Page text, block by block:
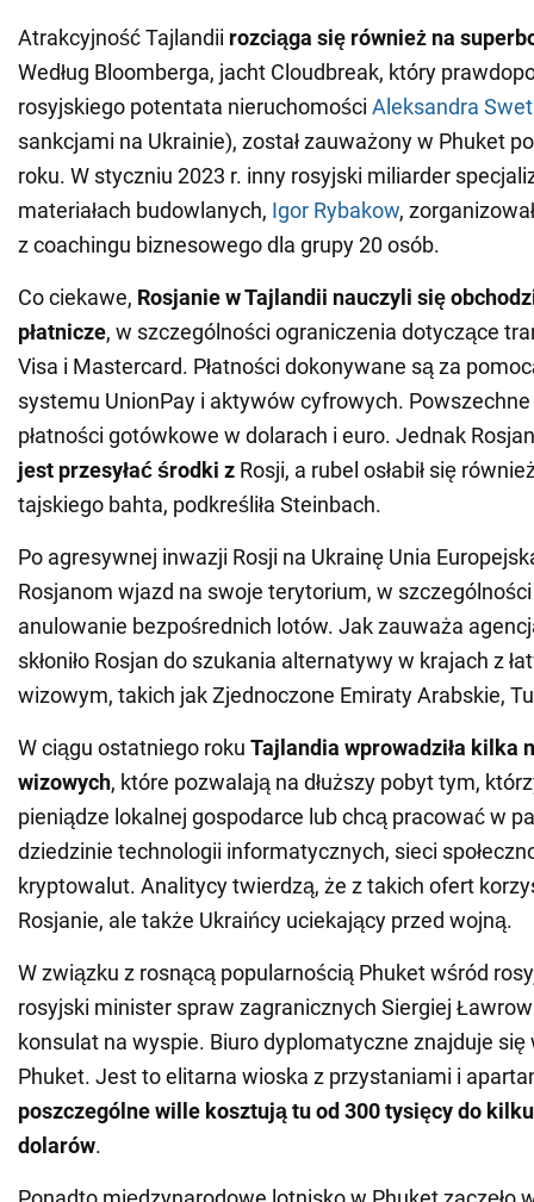
Atrakcyjność Tajlandii rozciąga się również na
Według Bloomberga, jacht Cloudbreak, który
rosyjskiego potentata nieruchomości Aleksandra
sankcjami na Ukrainie), został zauważony w Phuket
roku. W styczniu 2023 r. inny rosyjski miliarder
materiałach budowlanych, Igor Rybakow,
z coachingu biznesowego dla grupy 20 osób.
Co ciekawe, Rosjanie w Tajlandii nauczyli się
płatnicze, w szczególności ograniczenia dotyczące
Visa i Mastercard. Płatności dokonywane są za
systemu UnionPay i aktywów cyfrowych.
płatności gotówkowe w dolarach i euro. Jednak
jest przesyłać środki z Rosji, a rubel osłabił się
tajskiego bahta, podkreśliła Steinbach.
Po agresywnej inwazji Rosji na Ukrainę Unia
Rosjanom wjazd na swoje terytorium, w
anulowanie bezpośrednich lotów. Jak zauważa
skłoniło Rosjan do szukania alternatywy w krajach z
wizowym, takich jak Zjednoczone Emiraty Arabskie,
W ciągu ostatniego roku Tajlandia wprowadziła kilka
wizowych, które pozwalają na dłuższy pobyt tym,
pieniądze lokalnej gospodarce lub chcą pracować w
dziedzinie technologii informatycznych, sieci
kryptowalut. Analitycy twierdzą, że z takich ofert
Rosjanie, ale także Ukraińcy uciekający przed wojną.
W związku z rosnącą popularnością Phuket wśród
rosyjski minister spraw zagranicznych Siergiej
konsulat na wyspie. Biuro dyplomatyczne znajduje się
Phuket. Jest to elitarna wioska z przystaniami i
poszczególne wille kosztują tu od 300 tysięcy do
dolarów.